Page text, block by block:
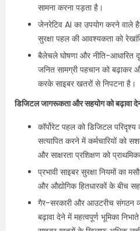
सामना करना पड़ता है।
जेनरेटिव AI का उपयोग करने वाले
सुरक्षा पहल की आवश्यकता को
बैलेचले घोषणा और नीति-आधारित
जनित सामग्री पहचान को बढ़ाकर
करके साइबर खतरों से निपटना है।
डिजिटल जागरूकता और सहयोग को बढ़ावा
कॉर्पोरेट पहल को डिजिटल
सत्यापित करने में कर्मचारियों को
और साक्षरता प्रशिक्षण को
प्रभावी साइबर सुरक्षा नियमों का
और औद्योगिक हितधारकों के बीच
गैर-सरकारी और आउटरीच संगठन
बढ़ावा देने में महत्वपूर्ण भूमिका